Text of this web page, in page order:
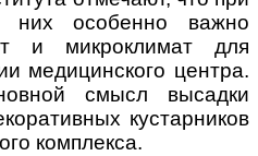
них особенно важно
и микроклимат для
медицинского центра.
смысл высадки
кустарников
комплекса.